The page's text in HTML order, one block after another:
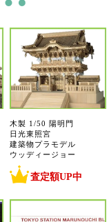
木製 1/50 陽明門
日光東照宮
建築物プラモデル
ウッディージョー
査定額UP中